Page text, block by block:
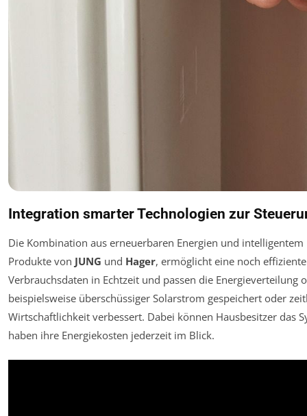
Integration smarter Technologien zur
Die Kombination aus erneuerbaren Energien und
Produkte von JUNG und Hager, ermöglicht eine noch
Verbrauchsdaten in Echtzeit und passen die Energieverteilung
beispielsweise überschüssiger Solarstrom gespeichert oder
Wirtschaftlichkeit verbessert. Dabei können Hausbesitzer das
haben ihre Energiekosten jederzeit im Blick.